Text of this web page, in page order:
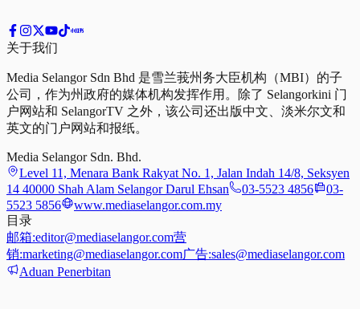
关于我们
Media Selangor Sdn Bhd 是雪兰莪州务大臣机构（MBI）的子
公司，作为州政府的媒体机构发挥作用。除了 Selangorkini 门
户网站和 SelangorTV 之外，该公司还出版中文、淡米尔文和
英文的门户网站和报纸。
Media Selangor Sdn. Bhd.
Level 11, Menara Bank Rakyat No. 1, Jalan Indah 14/8, Seksyen
14 40000 Shah Alam Selangor Darul Ehsan
03-5523 4856
03-
5523 5856
www.mediaselangor.com.my
目录
邮箱:editor@mediaselangor.com营
销:marketing@mediaselangor.com广告:sales@mediaselangor.com
Aduan Penerbitan